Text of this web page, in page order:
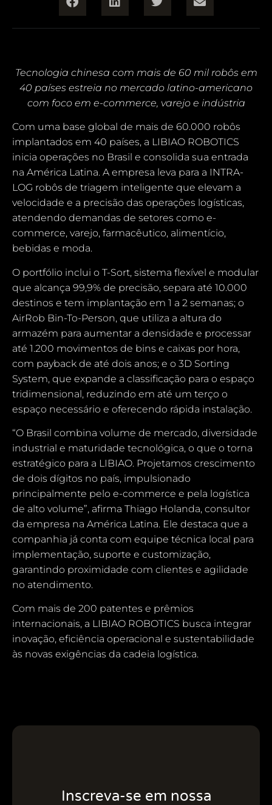
Tecnologia chinesa com mais de 60 mil robôs em
40 países estreia no mercado latino-americano
com foco em e-commerce, varejo e indústria
Com uma base global de mais de 60.000 robôs
implantados em 40 países, a LIBIAO ROBOTICS
inicia operações no Brasil e consolida sua entrada
na América Latina. A empresa leva para a INTRA-
LOG robôs de triagem inteligente que elevam a
velocidade e a precisão das operações logísticas,
atendendo demandas de setores como e-
commerce, varejo, farmacêutico, alimentício,
bebidas e moda.
O portfólio inclui o T-Sort, sistema flexível e modular
que alcança 99,9% de precisão, separa até 10.000
destinos e tem implantação em 1 a 2 semanas; o
AirRob Bin-To-Person, que utiliza a altura do
armazém para aumentar a densidade e processar
até 1.200 movimentos de bins e caixas por hora,
com payback de até dois anos; e o 3D Sorting
System, que expande a classificação para o espaço
tridimensional, reduzindo em até um terço o
espaço necessário e oferecendo rápida instalação.
“O Brasil combina volume de mercado, diversidade
industrial e maturidade tecnológica, o que o torna
estratégico para a LIBIAO. Projetamos crescimento
de dois dígitos no país, impulsionado
principalmente pelo e-commerce e pela logística
de alto volume”, afirma Thiago Holanda, consultor
da empresa na América Latina. Ele destaca que a
companhia já conta com equipe técnica local para
implementação, suporte e customização,
garantindo proximidade com clientes e agilidade
no atendimento.
Com mais de 200 patentes e prêmios
internacionais, a LIBIAO ROBOTICS busca integrar
inovação, eficiência operacional e sustentabilidade
às novas exigências da cadeia logística.
Inscreva-se em nossa